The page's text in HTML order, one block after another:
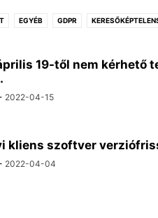
EGYÉB GDPR
19-től nem kérhető
2022-04-15
kliens szoftver
2022-04-04